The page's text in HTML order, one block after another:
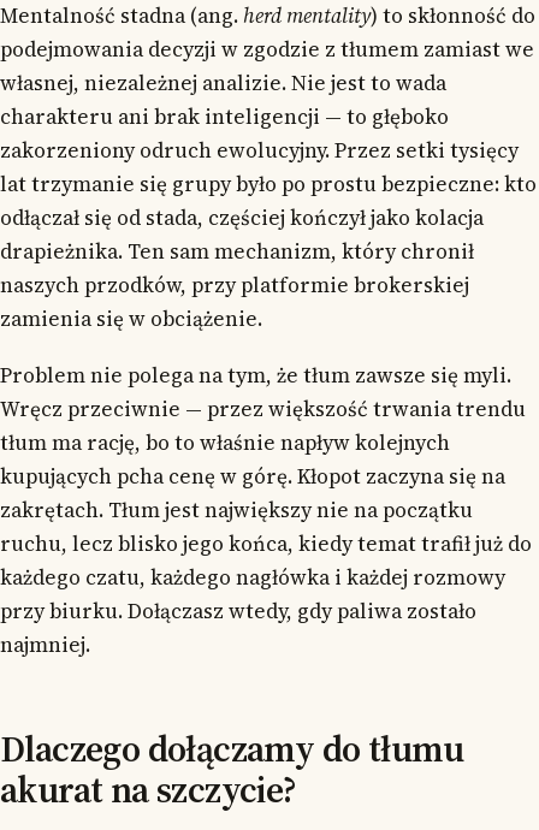
Mentalność stadna (ang. herd mentality) to skłonność do
podejmowania decyzji w zgodzie z tłumem zamiast we
własnej, niezależnej analizie. Nie jest to wada
charakteru ani brak inteligencji — to głęboko
zakorzeniony odruch ewolucyjny. Przez setki tysięcy
lat trzymanie się grupy było po prostu bezpieczne: kto
odłączał się od stada, częściej kończył jako kolacja
drapieżnika. Ten sam mechanizm, który chronił
naszych przodków, przy platformie brokerskiej
zamienia się w obciążenie.
Problem nie polega na tym, że tłum zawsze się myli.
Wręcz przeciwnie — przez większość trwania trendu
tłum ma rację, bo to właśnie napływ kolejnych
kupujących pcha cenę w górę. Kłopot zaczyna się na
zakrętach. Tłum jest największy nie na początku
ruchu, lecz blisko jego końca, kiedy temat trafił już do
każdego czatu, każdego nagłówka i każdej rozmowy
przy biurku. Dołączasz wtedy, gdy paliwa zostało
najmniej.
Dlaczego dołączamy do tłumu
akurat na szczycie?